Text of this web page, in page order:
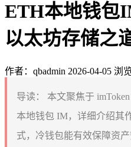
ETH本地钱包
以太坊存储之
作者：qbadmin 2026-04-05 浏
导读：
本文聚焦于
本地钱包 IM，详细介绍其
式，冷钱包能有效保障资